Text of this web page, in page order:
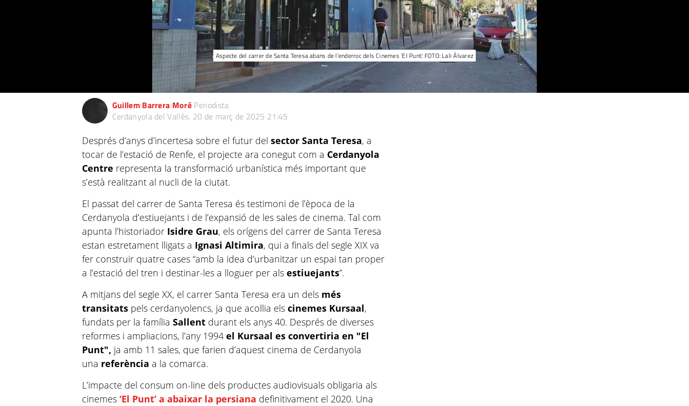
Aspecte del carrer de Santa Teresa abans de l'enderroc dels Cinemes 'El Punt'. FOTO: Lali Álvarez
Guillem Barrera Moré Periodista
Cerdanyola del Vallès. 20 de març de 2025 21:45
Després d’anys d’incertesa sobre el futur delsector Santa Teresa, a
tocar de l’estació de Renfe, el projecte ara conegut com a Cerdanyola
Centre representa la transformació urbanística més important que
s’està realitzant al nucli de la ciutat.
El passat del carrer de Santa Teresa és testimoni de l’època de la
Cerdanyola d’estiuejants i de l’expansió de les sales de cinema. Tal com
apunta l’historiador Isidre Grau, els orígens del carrer de Santa Teresa
estan estretament lligats a Ignasi Altimira, qui a finals del segle XIX va
fer construir quatre cases “amb la idea d’urbanitzar un espai tan proper
a l’estació del tren i destinar-les a lloguer per alsestiuejants”.
A mitjans del segle XX, el carrer Santa Teresa era un dels més
transitats pels cerdanyolencs, ja que acollia elscinemes Kursaal,
fundats per la famíliaSallent durant els anys 40. Després de diverses
reformes i ampliacions, l’any 1994el Kursaal es convertiria en "El
Punt", ja amb 11 sales, que farien d’aquest cinema de Cerdanyola
una referència a la comarca.
L’impacte del consum on-line dels productes audiovisuals obligaria als
cinemes‘El Punt’ a abaixar la persiana definitivament el 2020. Una